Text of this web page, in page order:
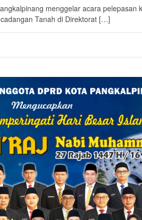
menggelar acara pelepasan
Tanah di Direktorat […]